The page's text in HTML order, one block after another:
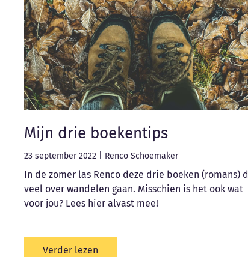
Mijn drie boekentips
23 september 2022 Renco Schoemaker
In de zomer las Renco deze drie boeken (romans)
veel over wandelen gaan. Misschien is het ook wat
voor jou? Lees hier alvast mee!
Verder lezen